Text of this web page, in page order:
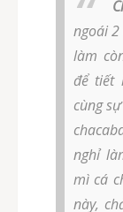
ngoái
làm
để tiết
cùng
nghỉ
mì cá
này,